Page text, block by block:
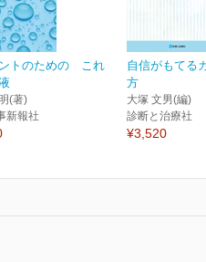
トのための これ
(著)
新報社
自信がもてる
方
大塚 文男(編)
診断と治療社
¥3,520